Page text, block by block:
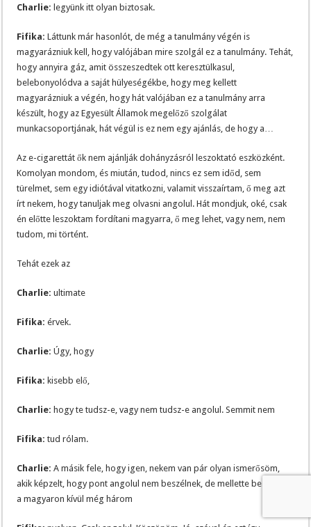
Charlie: legyünk itt olyan biztosak.
Fifika: Láttunk már hasonlót, de még a tanulmány végén is
magyarázniuk kell, hogy valójában mire szolgál ez a tanulmány. Tehát,
hogy annyira gáz, amit összeszedtek ott keresztülkasul,
belebonyolódva a saját hülyeségékbe, hogy meg kellett
magyarázniuk a végén, hogy hát valójában ez a tanulmány arra
készült, hogy az Egyesült Államok megelőző szolgálat
munkacsoportjának, hát végül is ez nem egy ajánlás, de hogy a…
Az e-cigarettát ők nem ajánlják dohányzásról leszoktató eszközként.
Komolyan mondom, és miután, tudod, nincs ez sem időd, sem
türelmet, sem egy idiótával vitatkozni, valamit visszaírtam, ő meg azt
írt nekem, hogy tanuljak meg olvasni angolul. Hát mondjuk, oké, csak
én előtte leszoktam fordítani magyarra, ő meg lehet, vagy nem, nem
tudom, mi történt.
Tehát ezek az
Charlie: ultimate
Fifika: érvek.
Charlie: Úgy, hogy
Fifika: kisebb elő,
Charlie: hogy te tudsz-e, vagy nem tudsz-e angolul. Semmit nem
Fifika: tud rólam.
Charlie: A másik fele, hogy igen, nekem van pár olyan ismerősöm,
akik képzelt, hogy pont angolul nem beszélnek, de mellette beszélnek
a magyaron kívül még három